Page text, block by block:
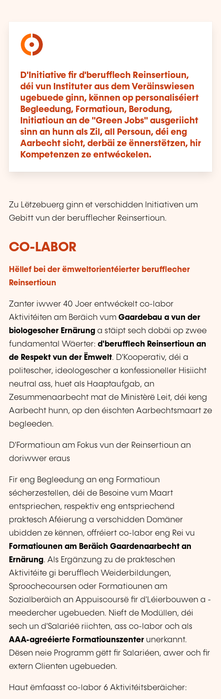
D'Initiative fir d'berufflech Reinsertioun,
déi vun Instituter aus dem Veräinswiesen
ugebuede ginn, kënnen op personaliséiert
Begleedung, Formatioun, Berodung,
Initiatioun an de "Green Jobs" ausgeriicht
sinn an hunn als Zil, all Persoun, déi eng
Aarbecht sicht, derbäi ze ënnerstëtzen, hir
Kompetenzen ze entwéckelen.
Zu Lëtzebuerg ginn et verschidden Initiativen um
Gebitt vun der berufflecher Reinsertioun.
CO-LABOR
Hëllef bei der ëmweltorientéierter berufflecher
Reinsertioun
Zanter iwwer 40 Joer entwéckelt co-labor
Aktivitéiten am Beräich vum Gaardebau a vun der
biologescher Ernärung a stäipt sech dobäi op zwee
fundamental Wäerter: d'berufflech Reinsertioun an
de Respekt vun der Ëmwelt. D'Kooperativ, déi a
politescher, ideologescher a konfessioneller Hisiicht
neutral ass, huet als Haaptaufgab, an
Zesummenaarbecht mat de Ministèrë Leit, déi keng
Aarbecht hunn, op den éischten Aarbechtsmaart ze
begleeden.
D'Formatioun am Fokus vun der Reinsertioun an
doriwwer eraus
Fir eng Begleedung an eng Formatioun
sécherzestellen, déi de Besoine vum Maart
entspriechen, respektiv eng entspriechend
praktesch Aféierung a verschidden Domäner
ubidden ze kënnen, offréiert co-labor eng Rei vu
Formatiounen am Beräich Gaardenaarbecht an
Ernärung. Als Ergänzung zu de prakteschen
Aktivitéite gi berufflech Weiderbildungen,
Sproochecoursen oder Formatiounen am
Sozialberäich an Appuiscoursë fir d'Léierbouwen a -
meedercher ugebueden. Nieft de Modüllen, déi
sech un d'Salariéë riichten, ass co-labor och als
AAA-agreéierte Formatiounszenter unerkannt.
Dësen neie Programm gëtt fir Salariéen, awer och fir
extern Clienten ugebueden.
Haut ëmfaasst co-labor 6 Aktivitéitsberäicher: